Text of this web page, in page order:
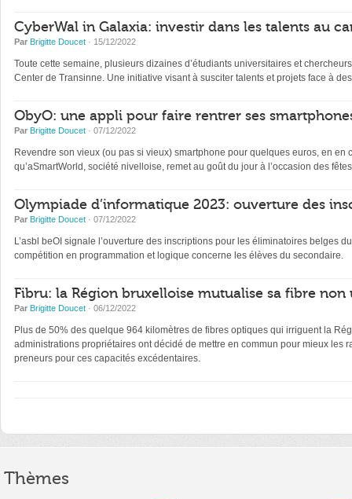
CyberWal in Galaxia: investir dans les talents au
Par Brigitte Doucet · 15/12/2022
Toute cette semaine, plusieurs dizaines d’étudiants universitaires et
Center de Transinne. Une initiative visant à susciter talents et projets face à
ObyO: une appli pour faire rentrer ses
Par Brigitte Doucet · 07/12/2022
Revendre son vieux (ou pas si vieux) smartphone pour quelques euros, en
qu’aSmartWorld, société nivelloise, remet au goût du jour à l’occasion des
Olympiade d’informatique 2023: ouverture des
Par Brigitte Doucet · 07/12/2022
L’asbl beOI signale l’ouverture des inscriptions pour les éliminatoires belges
compétition en programmation et logique concerne les élèves du secondaire.
Fibru: la Région bruxelloise mutualise sa fibre non
Par Brigitte Doucet · 06/12/2022
Plus de 50% des quelque 964 kilomètres de fibres optiques qui irriguent la
administrations propriétaires ont décidé de mettre en commun pour mieux les
preneurs pour ces capacités excédentaires.
Thèmes